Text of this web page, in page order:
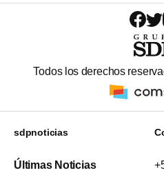
Todos los derechos
sdpnoticias
Últimas Noticias